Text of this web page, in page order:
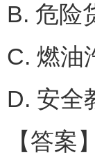
B. 危险
C. 燃油
D. 安全
【答案